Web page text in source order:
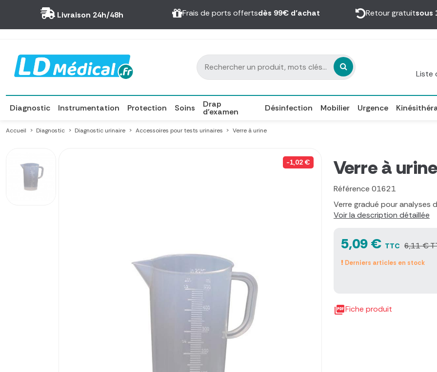
Livraison 24h/48h Frais de ports offertsdès 99€ d’achat Retour gratuitsous
Liste
Diagnostic Instrumentation Protection Soins Drap
d'examen Désinfection Mobilier Urgence
Accueil Diagnostic Diagnostic urinaire Accessoires pour tests urinaires Verre à urine
-1,02 € Verre à urine
Référence 01621
Verre gradué pour analyses
Voir la description détaillée
5,09 € TTC 6,11 €
Derniers articles en stock
Fiche produit
Panneau de gestion des cookies